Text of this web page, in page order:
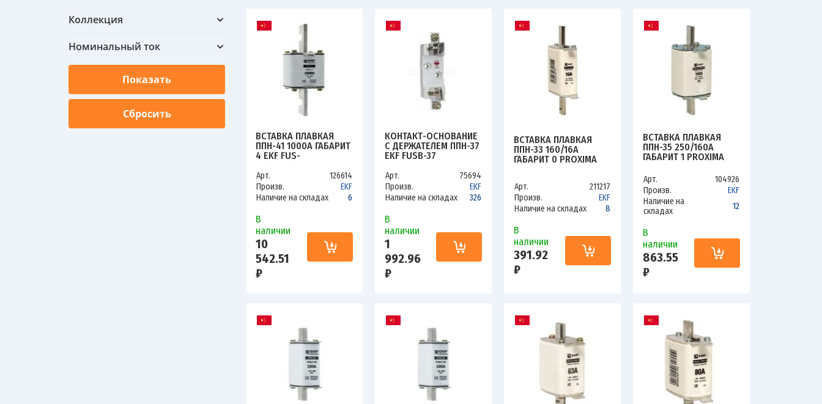
Коллекция
Номинальный ток
ВСТАВКА ПЛАВКАЯ
ППН-41 1000А ГАБАРИТ
4 EKF FUS-
Арт.
126614
Произв.
EKF
Наличие на складах
6
В
наличии
10
542.51
₽
КОНТАКТ-ОСНОВАНИЕ
С ДЕРЖАТЕЛЕМ ППН-37
EKF FUSB-37
Арт.
75694
Произв.
EKF
Наличие на складах
326
В
наличии
1
992.96
₽
ВСТАВКА ПЛАВКАЯ
ППН-33 160/16А
ГАБАРИТ 0 PROXIMA
Арт.
211217
Произв.
EKF
Наличие на складах
8
В
наличии
391.92
₽
ВСТАВКА ПЛАВКАЯ
ППН-35 250/160А
ГАБАРИТ 1 PROXIMA
Арт.
104926
Произв.
EKF
Наличие на
складах
12
В
наличии
863.55
₽